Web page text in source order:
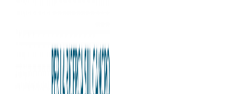
Un biscotto che ci sta a Cuore!
Rosa, come il simbolo della nostra